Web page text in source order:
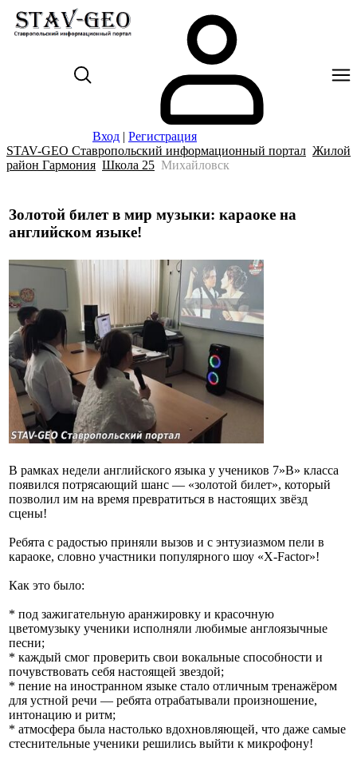
Вход | Регистрация
STAV-GEO Ставропольский информационный портал Жилой
район Гармония Школа 25 Михайловск
Золотой билет в мир музыки: караоке на
английском языке!
В рамках недели английского языка у учеников 7»В» класса
появился потрясающий шанс — «золотой билет», который
позволил им на время превратиться в настоящих звёзд
сцены!
Ребята с радостью приняли вызов и с энтузиазмом пели в
караоке, словно участники популярного шоу «X‑Factor»!
Как это было:
* под зажигательную аранжировку и красочную
цветомузыку ученики исполняли любимые англоязычные
песни;
* каждый смог проверить свои вокальные способности и
почувствовать себя настоящей звездой;
* пение на иностранном языке стало отличным тренажёром
для устной речи — ребята отрабатывали произношение,
интонацию и ритм;
* атмосфера была настолько вдохновляющей, что даже самые
стеснительные ученики решились выйти к микрофону!